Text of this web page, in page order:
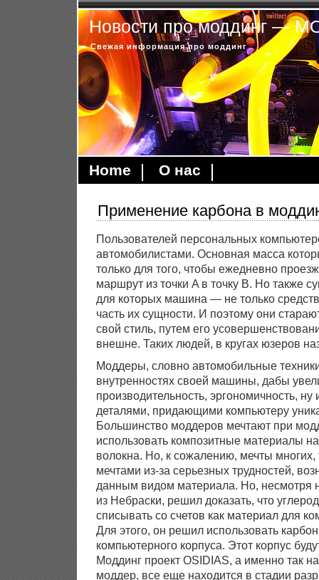
Новости про моддинг —
Свежая информация про моддинг
Home О нас
Применение карбона в
Пользователей персональных
автомобилистами. Основная масса
только для того, чтобы ежедневно
маршрут из точки A в точку B. Но также
для которых машина — не только
часть их сущности. И поэтому они
свой стиль, путем его
внешне. Таких людей, в кругах юзеров
Моддеры, словно автомобильные
внутренностях своей машины, дабы
производительность, эргономичность, ну
деталями, придающими компьютеру
Большинство моддеров мечтают при
использовать композитные материалы
волокна. Но, к сожалению, мечты многих,
мечтами из-за серьезных трудностей,
данным видом материала. Но, несмотря
из Небраски, решил доказать, что
списывать со счетов как материал для
Для этого, он решил использовать
компьютерного корпуса. Этот корпус
Моддинг проект OSIDIAS, а именно так
моддер, все еще находится в стадии